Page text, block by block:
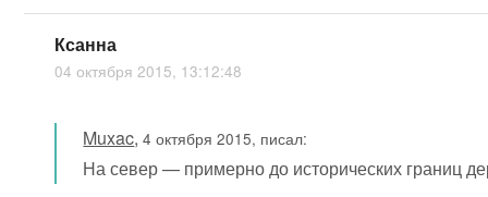
Ксанна
04 октября 2015, 13:12:48
Muxac,4 октября 2015, писал:
На север — примерно до исторических границ